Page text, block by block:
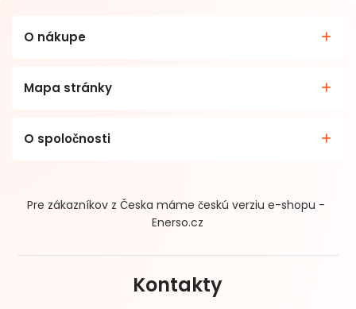
O nákupe
Mapa stránky
O spoločnosti
Pre zákazníkov z Česka máme českú verziu e-shopu -
Enerso.cz
Kontakty